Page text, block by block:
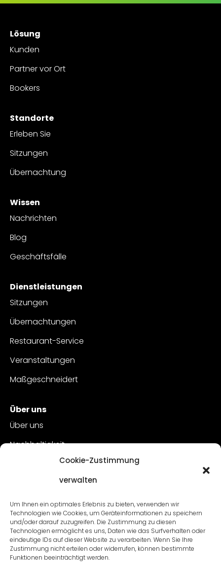
Cookie-Zustimmung
verwalten
Um Ihnen ein optimales Erlebnis zu bieten, verwenden wir
Technologien wie Cookies, um Geräteinformationen zu speichern
und/oder darauf zuzugreifen. Die Zustimmung zu diesen
Technologien ermöglicht es uns, Daten wie das Surfverhalten oder
eindeutige IDs auf dieser Website zu verarbeiten. Wenn Sie Ihre
Zustimmung nicht erteilen oder widerrufen, können bestimmte
Funktionen beeinträchtigt werden.
Lösung
Kunden
Partner vor Ort
Bookers
Standorte
Erleben Sie
Sitzungen
Übernachtung
Wissen
Nachrichten
Blog
Geschäftsfälle
Dienstleistungen
Sitzungen
Übernachtungen
Restaurant-Service
Veranstaltungen
Maßgeschneidert
Über uns
Über uns
Nachhaltigkeit
Kundenbetreuung
Offene Stellen
Kontakt